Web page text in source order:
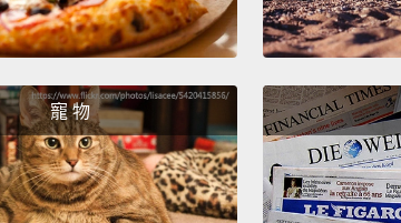
寵 物